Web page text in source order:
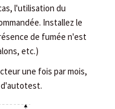
l'utilisation du
Installez le
de fumée n'est
etc.)
une fois par mois,